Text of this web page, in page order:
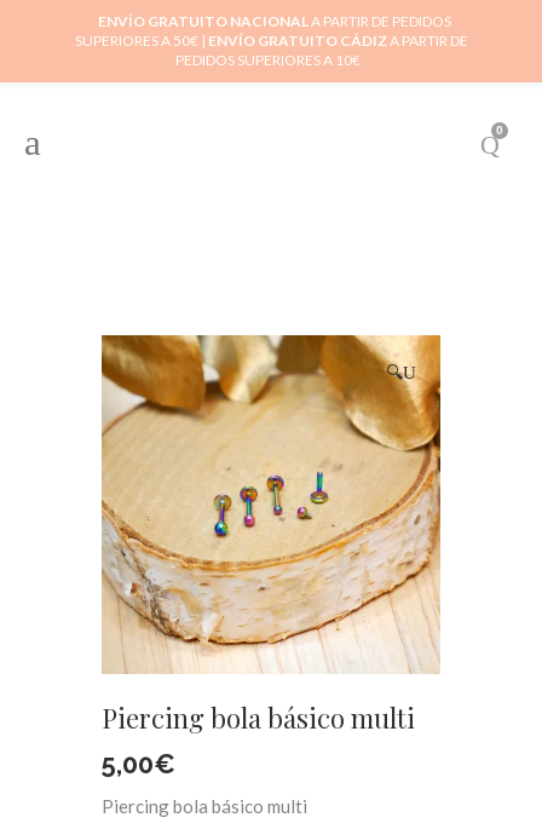
0
🔍
Piercing bola básico multi
5,00€
Piercing bola básico multi
ENVÍO GRATUITO NACIONALA PARTIR DE PEDIDOS
SUPERIORES A 50€ | ENVÍO GRATUITO CÁDIZA PARTIR DE
PEDIDOS SUPERIORES A 10€